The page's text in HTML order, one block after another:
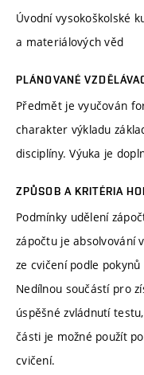
Úvodní vysokoškolské
a materiálových věd
PLÁNOVANÉ
Předmět je vyučován
charakter výkladu
disciplíny. Výuka je
ZPŮSOB A KRITÉRIA
Podmínky udělení
zápočtu je absolvování
ze cvičení podle
Nedílnou součástí pro
úspěšné zvládnutí
části je možné použít
cvičení.